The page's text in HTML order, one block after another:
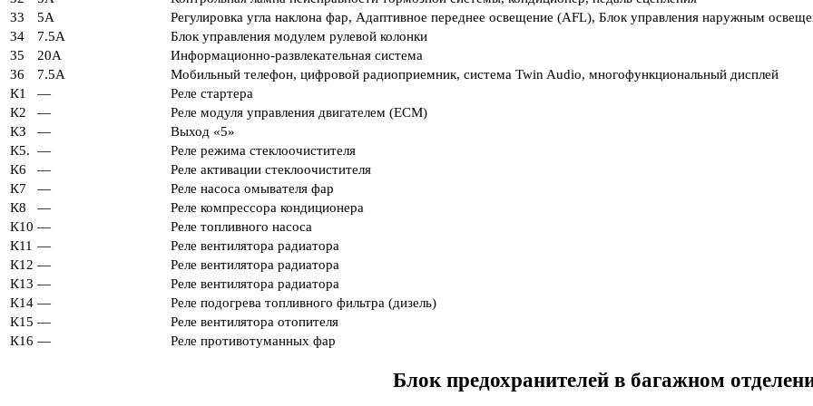
33
5A
Регулировка угла наклона фар, Адаптивное переднее освещение (AFL), Блок управления наружным
34
7.5A
Блок управления модулем рулевой колонки
35
20А
Информационно-развлекательная система
36
7.5A
Мобильный телефон, цифровой радиоприемник, система Twin Audio, многофункциональный дисплей
К1
—
Реле стартера
К2
—
Реле модуля управления двигателем (ECM)
КЗ
—
Выход «5»
К5. —
Реле режима стеклоочистителя
К6
—
Реле активации стеклоочистителя
К7
—
Реле насоса омывателя фар
К8
—
Реле компрессора кондиционера
К10 —
Реле топливного насоса
К11 —
Реле вентилятора радиатора
К12 —
Реле вентилятора радиатора
К13 —
Реле вентилятора радиатора
К14 —
Реле подогрева топливного фильтра (дизель)
К15 —
Реле вентилятора отопителя
К16 — Реле противотуманных фар
Блок предохранителей в багажном